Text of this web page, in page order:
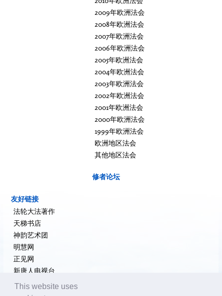
2009年欧洲法会
2008年欧洲法会
2007年欧洲法会
2006年欧洲法会
2005年欧洲法会
2004年欧洲法会
2003年欧洲法会
2002年欧洲法会
2001年欧洲法会
2000年欧洲法会
1999年欧洲法会
欧洲地区法会
其他地区法会
修者论坛
友好链接
法轮大法著作
天梯书店
神韵艺术团
明慧网
正见网
新唐人电视台
大纪元新闻网
希望之声
This website uses